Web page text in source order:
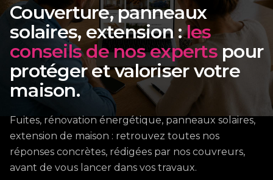
Couverture, panneaux
solaires, extension :les
conseils de nos expertspour
protéger et valoriser votre
maison.
Fuites, rénovation énergétique, panneaux solaires,
extension de maison : retrouvez toutes nos
réponses concrètes, rédigées par nos couvreurs,
avant de vous lancer dans vos travaux.